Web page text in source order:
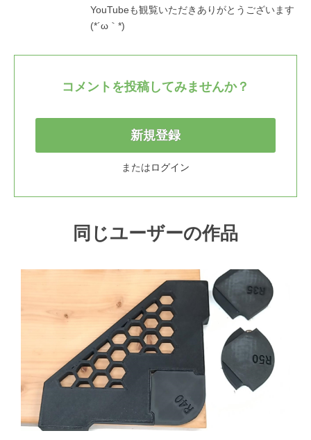
YouTubeも観覧いただきありがとうございます
(*´ω｀*)
コメントを投稿してみませんか？
新規登録
またはログイン
同じユーザーの作品